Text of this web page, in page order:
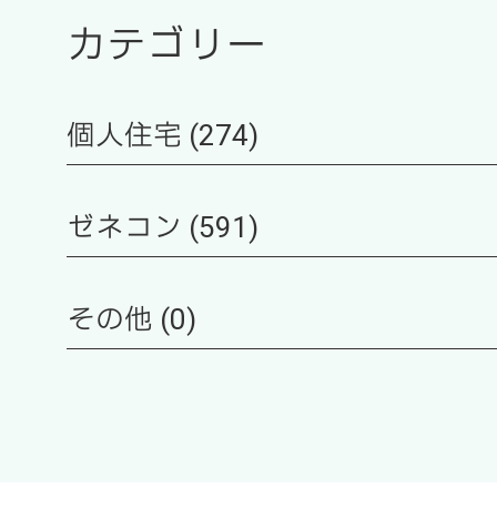
カテゴリー
個人住宅 (274)
ゼネコン (591)
その他 (0)